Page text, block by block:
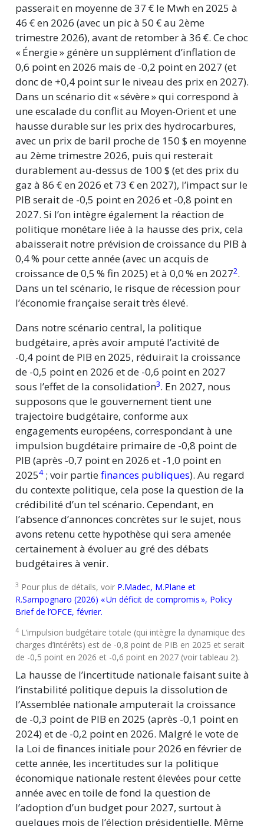
passerait en moyenne de37 €le Mwh en 2025 à
46 €en 2026 (avec un pic à 50 €au 2ème
trimestre 2026), avant de retomber à 36 €. Ce choc
« Énergie»génère un supplément d’inflation de
0,6 point en 2026 mais de -0,2 point en 2027 (et
donc de +0,4 point sur le niveau des prix en 2027).
Dans un scénario dit «sévère»qui correspond à
une escalade du conflit au Moyen-Orient et une
hausse durable sur les prix des hydrocarbures,
avec un prix de baril proche de 150 $ en moyenne
au 2ème trimestre 2026, puis qui resterait
durablement au-dessus de 100 $ (et des prix du
gaz à 86 €en 2026 et 73 €en 2027), l’impact sur le
PIB serait de -0,5 point en 2026 et -0,8 point en
2027. Si l’on intègre également la réaction de
politique monétare liée à la hausse des prix, cela
abaisserait notre prévision de croissance du PIB à
0,4 % pour cette année (avec un acquis de
croissance de0,5 % fin 2025) et à 0,0 % en 20272.
Dans un tel scénario, le risque de récession pour
l’économie française serait très élevé.
Dans notre scénario central, la politique
budgétaire, après avoir amputé l’activité de
-0,4 point de PIB en 2025, réduirait la croissance
de -0,5 point en 2026 et de -0,6 point en 2027
sous l’effet de la consolidation3. En 2027, nous
supposons que le gouvernement tient une
trajectoire budgétaire, conforme aux
engagements européens, correspondant à une
impulsion bugdétaire primaire de -0,8 point de
PIB (après -0,7 point en 2026 et -1,0 point en
20254; voir partiefinances publiques). Au regard
du contexte politique, cela pose la question de la
crédibilité d’un tel scénario. Cependant, en
l’absence d’annonces concrètes sur le sujet, nous
avons retenu cette hypothèse qui sera amenée
certainement à évoluer au gré des débats
budgétaires à venir.
3 Pour plus de détails, voir P.Madec, M.Plane et
R.Sampognaro (2026) «Un déficit de compromis », Policy
Brief de l’OFCE, février.
4L’impulsion budgétaire totale (qui intègre la dynamique des
charges d’intérêts) est de -0,8 point de PIB en 2025 et serait
de -0,5 point en 2026 et -0,6 point en 2027 (voir tableau 2).
La hausse de l’incertitude nationale faisant suite à
l’instabilité politique depuis la dissolution de
l’Assemblée nationale amputerait la croissance
de -0,3 point de PIB en 2025 (après -0,1 point en
2024) et de -0,2 point en 2026. Malgré le vote de
la Loi de finances initiale pour 2026 en février de
cette année, les incertitudes sur la politique
économique nationale restent élevées pour cette
année avec en toile de fond la question de
l’adoption d’un budget pour 2027, surtout à
quelques mois de l’élection présidentielle. Même